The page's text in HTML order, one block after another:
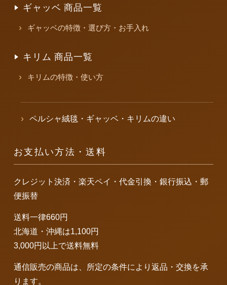
ギャッベ 商品一覧
ギャッベの特徴・選び方・お手入れ
キリム 商品一覧
キリムの特徴・使い方
ペルシャ絨毯・ギャッベ・キリムの違い
お支払い方法・送料
クレジット決済・楽天ペイ・代金引換・銀行振込・郵
便振替
送料一律660円
北海道・沖縄は1,100円
3,000円以上で送料無料
通信販売の商品は、所定の条件により返品・交換を承
ります。